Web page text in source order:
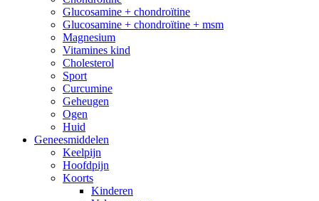
Glucosamine + chondroïtine
Glucosamine + chondroïtine + msm
Magnesium
Vitamines kind
Cholesterol
Sport
Curcumine
Geheugen
Ogen
Huid
Geneesmiddelen
Keelpijn
Hoofdpijn
Koorts
Kinderen